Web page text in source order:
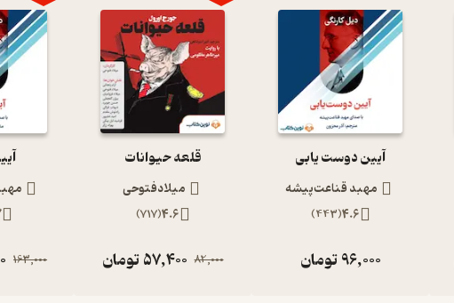
آیین دوست یابی
مهبد قناعت‌پیشه
4.6
(
443
)
96,000تومان
قلعه حیوانات
میلادفتوحی
4.6
(
717
)
82,000
57,400تومان 163,000